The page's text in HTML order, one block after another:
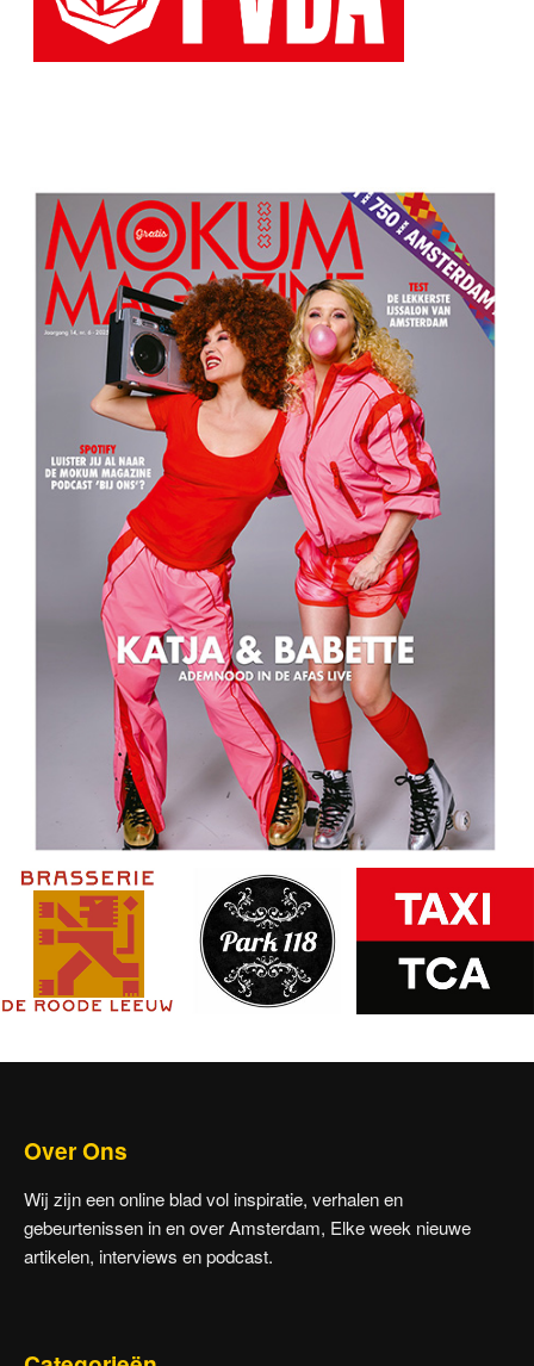
Over Ons
Wij zijn een online blad vol inspiratie, verhalen en
gebeurtenissen in en over Amsterdam, Elke week nieuwe
artikelen, interviews en podcast.